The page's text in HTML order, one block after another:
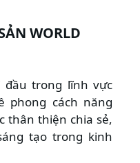
WORLD
đầu trong lĩnh vực
phong cách năng
thân thiện chia sẻ,
tạo trong kinh